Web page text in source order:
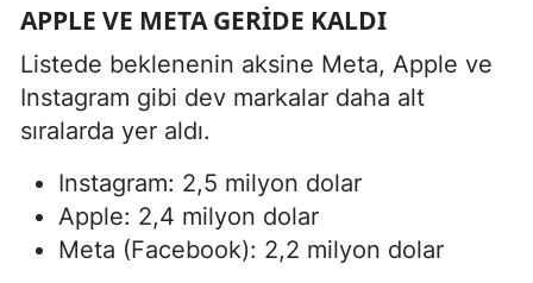
APPLE VE META GERİDE KALDI
Listede beklenenin aksine Meta, Apple ve
Instagram gibi dev markalar daha alt
sıralarda yer aldı.
Instagram: 2,5 milyon dolar
Apple: 2,4 milyon dolar
Meta (Facebook): 2,2 milyon dolar